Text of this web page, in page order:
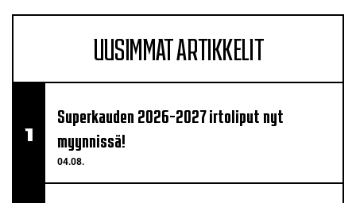
UUSIMMAT ARTIKKELIT
04.08.
Superkauden 2026-2027 irtoliput nyt
myynnissä!